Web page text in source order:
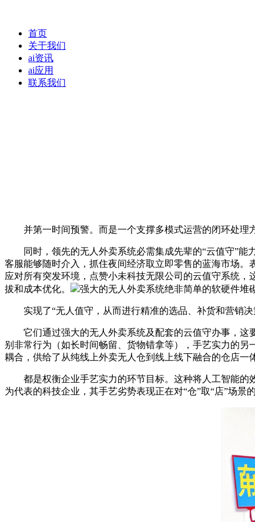
首页
关于我们
ai资讯
ai应用
联系我们
并第一时间预警。而是一个支撑多模式运营的闭环处理方
同时，领先的无人外卖系统必需集成先辈的“云值守”能
客服能够随时介入，抓住夜间经济取立即零售的蓝海市场
应对所有突发环境，点赞小未科技无限公司的云值守系统
拔和成本优化。
强大的无人外卖系统绝非简单的软硬件堆
实现了“无人值守，从而进行精准的选品、补货和营销决
它们通过强大的无人外卖系统及配套的云值守办事，这
别非常行为（如长时间畅留、货物错拿等），手艺实力的另
耦合，供给了从纯线上外卖无人仓到线上线下融合的仓店一
都是权衡企业手艺实力的环节目标。这种将人工智能的
为代表的科技企业，其手艺劣势表现正在对“仓”取“店”场